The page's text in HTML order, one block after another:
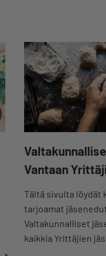
Vantaan
Tältä sivulta löydät
tarjoamat
Valtakunnalliset
kaikkia Yrittäjien